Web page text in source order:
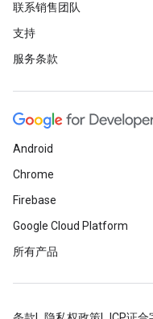
联系销售团队
支持
服务条款
Android
Chrome
Firebase
Google Cloud Platform
所有产品